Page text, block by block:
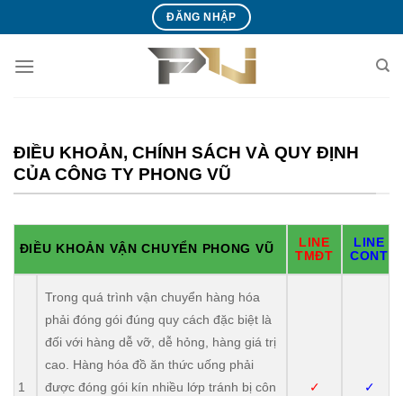
qua
dung
ĐĂNG NHẬP
ĐIỀU KHOẢN, CHÍNH SÁCH VÀ QUY ĐỊNH
CỦA CÔNG TY PHONG VŨ
ĐIỀU KHOẢN VẬN CHUYỂN PHONG VŨ
LINE
TMĐT
LINE
CONT
1
Trong quá trình vận chuyển hàng hóa
phải đóng gói đúng quy cách đặc biệt là
đối với hàng dễ vỡ, dễ hỏng, hàng giá trị
cao. Hàng hóa đồ ăn thức uống phải
được đóng gói kín nhiều lớp tránh bị côn
✓ ✓